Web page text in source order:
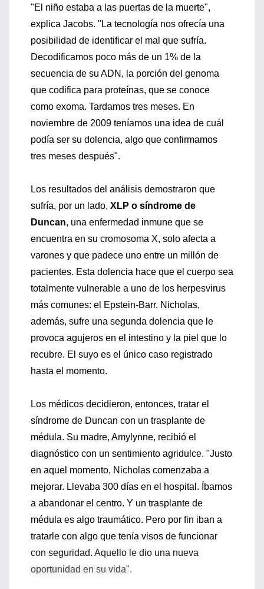
"El niño estaba a las puertas de la muerte",
explica Jacobs. "La tecnología nos ofrecía una
posibilidad de identificar el mal que sufría.
Decodificamos poco más de un 1% de la
secuencia de su ADN, la porción del genoma
que codifica para proteínas, que se conoce
como exoma. Tardamos tres meses. En
noviembre de 2009 teníamos una idea de cuál
podía ser su dolencia, algo que confirmamos
tres meses después".
Los resultados del análisis demostraron que
sufría, por un lado, XLP o síndrome de
Duncan, una enfermedad inmune que se
encuentra en su cromosoma X, solo afecta a
varones y que padece uno entre un millón de
pacientes. Esta dolencia hace que el cuerpo sea
totalmente vulnerable a uno de los herpesvirus
más comunes: el Epstein-Barr. Nicholas,
además, sufre una segunda dolencia que le
provoca agujeros en el intestino y la piel que lo
recubre. El suyo es el único caso registrado
hasta el momento.
Los médicos decidieron, entonces, tratar el
síndrome de Duncan con un trasplante de
médula. Su madre, Amylynne, recibió el
diagnóstico con un sentimiento agridulce. "Justo
en aquel momento, Nicholas comenzaba a
mejorar. Llevaba 300 días en el hospital. Íbamos
a abandonar el centro. Y un trasplante de
médula es algo traumático. Pero por fin iban a
tratarle con algo que tenía visos de funcionar
con seguridad. Aquello le dio una nueva
oportunidad en su vida".